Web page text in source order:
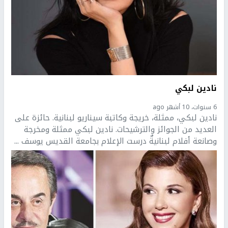
نادين لبكي
6 سنوات، 10 أشهر ago
نادين لبكي، ممثلة، خريجة وكاتبة سيناريو لبنانية. حائزة على
العديد من الجوائز والترشيحات. نادين لبكي ممثلة ومخرجة
وصانعة أفلام لبنانيةٌ درست الإعلام بجامعة القديس يوسف ...